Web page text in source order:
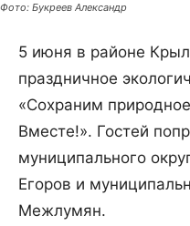
Фото: Букреев Александр
5 июня в районе
праздничное
«Сохраним
Вместе!». Гостей
муниципального
Егоров и
Межлумян.